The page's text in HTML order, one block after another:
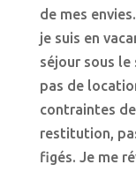
de mes
je suis en
séjour sous
pas de
contraintes
restitution,
figés. Je me